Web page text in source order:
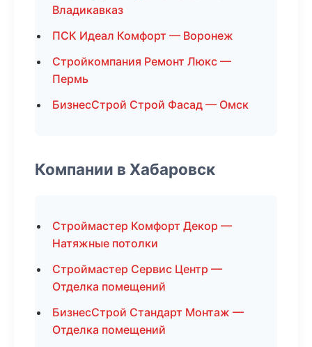
Владикавказ
ПСК Идеал Комфорт — Воронеж
Стройкомпания Ремонт Люкс —
Пермь
БизнесСтрой Строй Фасад — Омск
Компании в Хабаровск
Строймастер Комфорт Декор —
Натяжные потолки
Строймастер Сервис Центр —
Отделка помещений
БизнесСтрой Стандарт Монтаж —
Отделка помещений